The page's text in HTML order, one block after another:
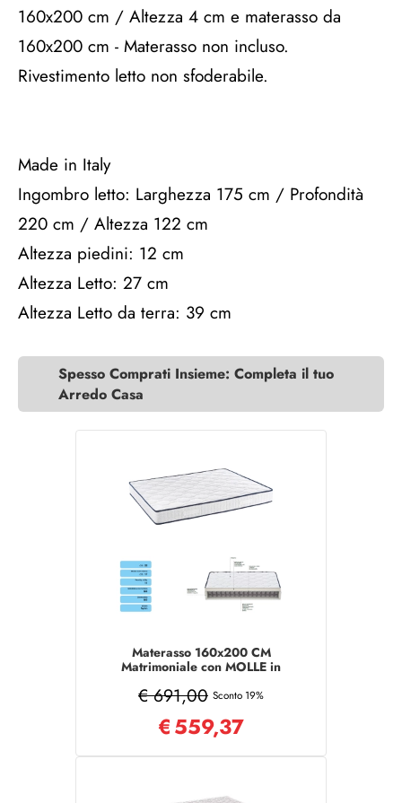
160x200 cm / Altezza 4 cm e materasso da
160x200 cm - Materasso non incluso.
Rivestimento letto non sfoderabile.
Made in Italy
Ingombro letto: Larghezza 175 cm / Profondità
220 cm / Altezza 122 cm
Altezza piedini: 12 cm
Altezza Letto: 27 cm
Altezza Letto da terra: 39 cm
Spesso Comprati Insieme: Completa il tuo
Arredo Casa
Materasso 160x200 CM
Matrimoniale con MOLLE in
€ 691,00 Sconto 19%
€559,37